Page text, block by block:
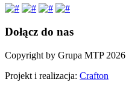
Dołącz do nas
Copyright by Grupa MTP 2026
Projekt i realizacja: Crafton